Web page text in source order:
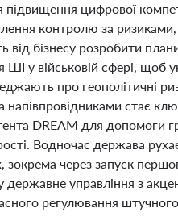
цифрової
контролю за ризиками,
бізнесу розробити
у військовій сфері, щоб
про геополітичні
стає
DREAM для допомоги
Водночас держава
через запуск
управління з
регулювання штучного